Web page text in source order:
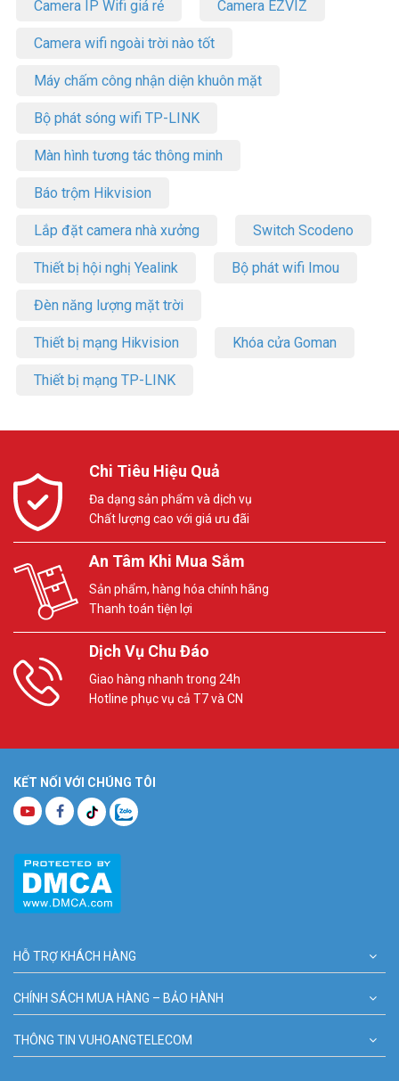
Camera IP Wifi giá rẻ Camera EZVIZ
Camera wifi ngoài trời nào tốt
Máy chấm công nhận diện khuôn mặt
Bộ phát sóng wifi TP-LINK
Màn hình tương tác thông minh
Báo trộm Hikvision
Lắp đặt camera nhà xưởng Switch Scodeno
Thiết bị hội nghị Yealink Bộ phát wifi Imou
Đèn năng lượng mặt trời
Thiết bị mạng Hikvision Khóa cửa Goman
Thiết bị mạng TP-LINK
Chi Tiêu Hiệu Quả
Đa dạng sản phẩm và dịch vụ
Chất lượng cao với giá ưu đãi
An Tâm Khi Mua Sắm
Sản phẩm, hàng hóa chính hãng
Thanh toán tiện lợi
Dịch Vụ Chu Đáo
Giao hàng nhanh trong 24h
Hotline phục vụ cả T7 và CN
KẾT NỐI VỚI CHÚNG TÔI
HỖ TRỢ KHÁCH HÀNG
CHÍNH SÁCH MUA HÀNG – BẢO HÀNH
THÔNG TIN VUHOANGTELECOM